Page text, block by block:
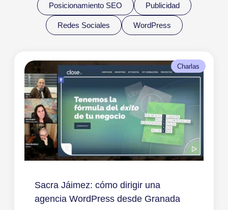
Posicionamiento SEO Publicidad
Redes Sociales WordPress
Charlas
Sacra Jáimez: cómo dirigir una
agencia WordPress desde Granada